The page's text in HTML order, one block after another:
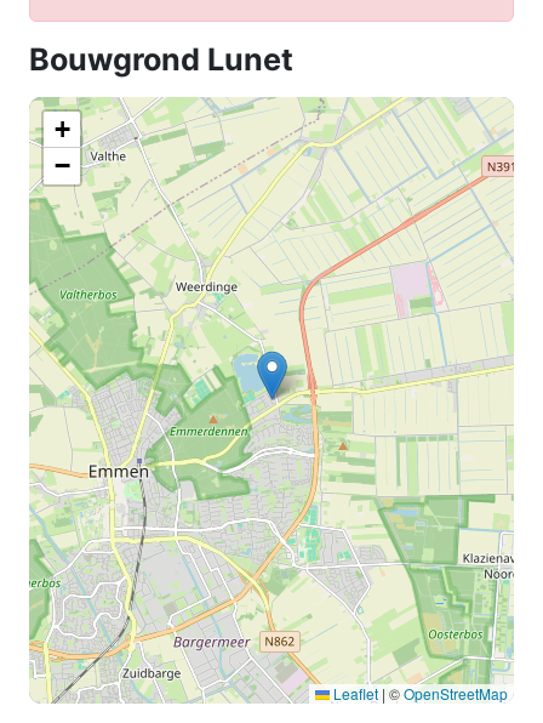
Bouwgrond Lunet
+
−
Leaflet | ©OpenStreetMap